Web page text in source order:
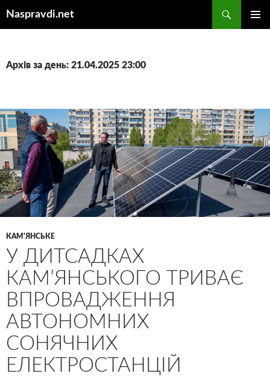
Naspravdi.net
Архів за день: 21.04.2025 23:00
КАМ'ЯНСЬКЕ
У ДИТСАДКАХ
КАМ’ЯНСЬКОГО ТРИВАЄ
ВПРОВАДЖЕННЯ
АВТОНОМНИХ
СОНЯЧНИХ
ЕЛЕКТРОСТАНЦІЙ